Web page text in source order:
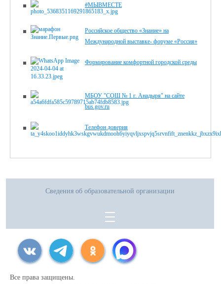
#МЫВМЕСТЕ
Российское общество «Знание» на
Международной выставке- форуме «Россия»
Формирование комфортной городской среды
МБОУ "СОШ № 1 г. Анадыря" на сайте
bus.gov.ru
Телефон доверия
Сведения об образовательной организации
Все права защищены.